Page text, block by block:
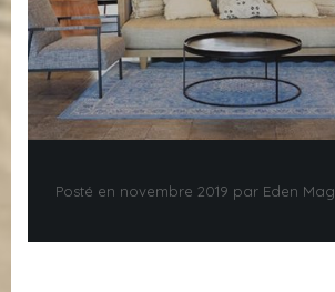
Posté en novembre 2019 par Eden Mag